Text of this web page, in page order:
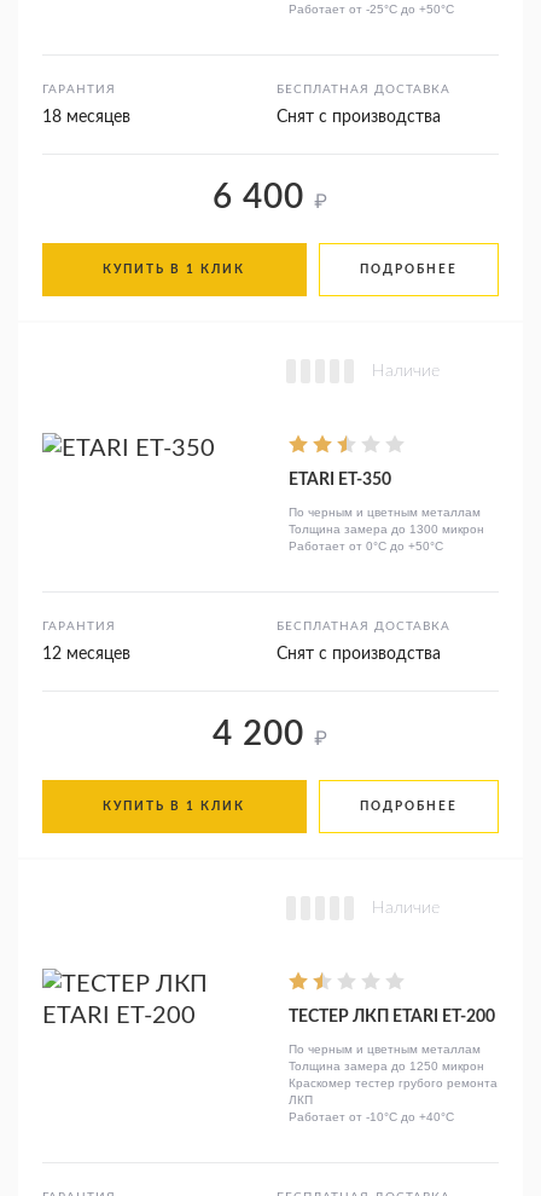
Работает от -25°C до +50°C
ГАРАНТИЯ
18 месяцев
БЕСПЛАТНАЯ ДОСТАВКА
Снят с производства
6 400 ₽
КУПИТЬ В 1 КЛИК ПОДРОБНЕЕ
Наличие
ETARI ET-350
По черным и цветным металлам
Толщина замера до 1300 микрон
Работает от 0°C до +50°C
ГАРАНТИЯ
12 месяцев
БЕСПЛАТНАЯ ДОСТАВКА
Снят с производства
4 200 ₽
КУПИТЬ В 1 КЛИК ПОДРОБНЕЕ
Наличие
ТЕСТЕР ЛКП ETARI ET-200
По черным и цветным металлам
Толщина замера до 1250 микрон
Краскомер тестер грубого ремонта
ЛКП
Работает от -10°C до +40°C